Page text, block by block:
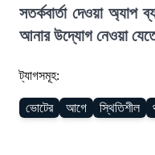
সতর্কবার্তা দেওয়া
আনার উদ্যোগ নেওয়া
ট্যাগসমূহ:
ভোটের আগে স্থিতিশীল